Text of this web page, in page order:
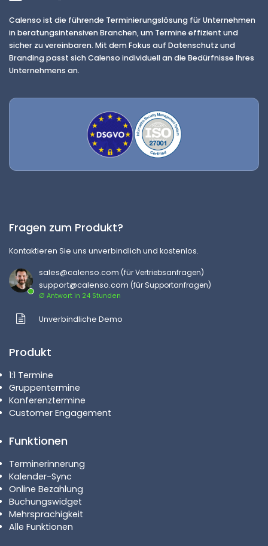
Calenso ist die führende Terminierungslösung für Unternehmen
in beratungsintensiven Branchen, um Termine effizient und
sicher zu vereinbaren. Mit dem Fokus auf Datenschutz und
Branding passt sich Calenso individuell an die Bedürfnisse Ihres
Unternehmens an.
Fragen zum Produkt?
Kontaktieren Sie uns unverbindlich und kostenlos.
sales@calenso.com (für Vertriebsanfragen)
support@calenso.com (für Supportanfragen)
Ø Antwort in 24 Stunden
Unverbindliche Demo
Produkt
1:1 Termine
Gruppentermine
Konferenztermine
Customer Engagement
Funktionen
Terminerinnerung
Kalender-Sync
Online Bezahlung
Buchungswidget
Mehrsprachigkeit
Alle Funktionen